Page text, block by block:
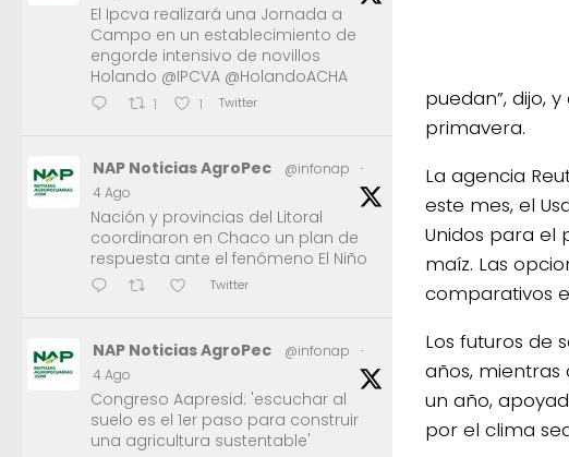
puedan”, dijo,
primavera.
La agencia
este mes, el
Unidos para el
maíz. Las
comparativos
Los futuros de
años, mientras
un año,
por el clima
El Ipcva realizará una Jornada a
Campo en un establecimiento de
engorde intensivo de novillos
Holando @IPCVA @HolandoACHA
1 1 Twitter
NAP Noticias AgroPec @infonap
·
4 Ago
Nación y provincias del Litoral
coordinaron en Chaco un plan de
respuesta ante el fenómeno El Niño
Twitter
NAP Noticias AgroPec @infonap
·
4 Ago
Congreso Aapresid: 'escuchar al
suelo es el 1er paso para construir
una agricultura sustentable'